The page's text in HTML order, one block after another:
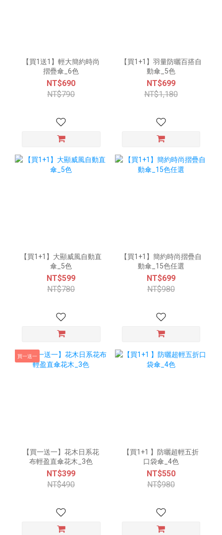
【買1送1】輕大簡約時尚
摺疊傘_6色
NT$690
NT$790
【買1+1】羽量防曬百搭自
動傘_5色
NT$699
NT$1,180
【買1+1】大顯威風自動直
傘_5色
NT$599
NT$780
【買1+1】簡約時尚摺疊自
動傘_15色任選
NT$699
NT$980
買一送一
【買一送一】花木日系花
布輕盈直傘花木_3色
NT$399
NT$490
【買1+1 】防曬超輕五折
口袋傘_4色
NT$550
NT$980